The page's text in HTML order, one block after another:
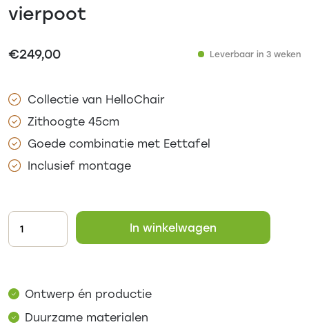
vierpoot
€249,00 Leverbaar in 3 weken
Collectie van HelloChair
Zithoogte 45cm
Goede combinatie met Eettafel
Inclusief montage
In winkelwagen
Ontwerp én productie
Duurzame materialen